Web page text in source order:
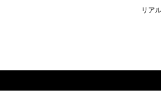
リア